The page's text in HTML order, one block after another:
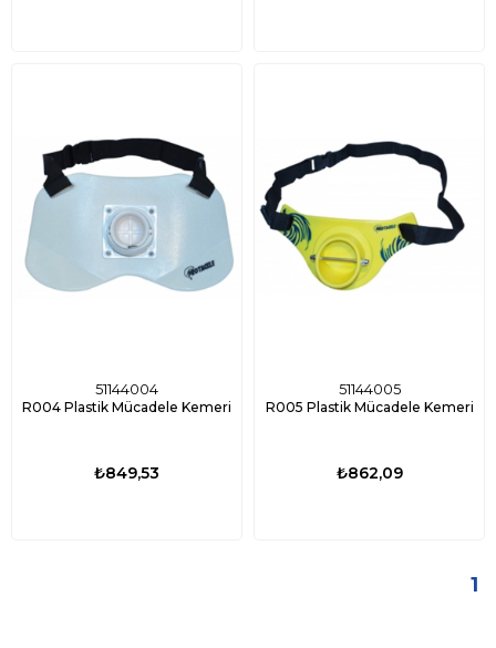
51144004
R004 Plastik Mücadele Kemeri
₺849,53
51144005
R005 Plastik Mücadele Kemeri
₺862,09
1